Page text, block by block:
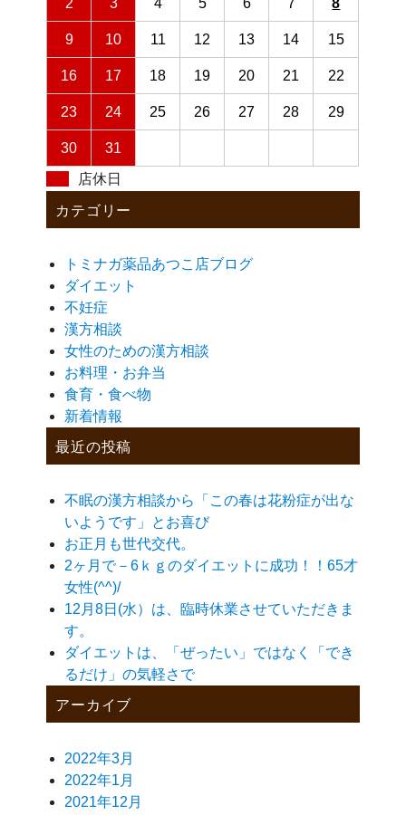
2 3 4 5 6 7 8
9 10 11 12 13 14 15
16 17 18 19 20 21 22
23 24 25 26 27 28 29
30
31
店休日
カテゴリー
トミナガ薬品あつこ店ブログ
ダイエット
不妊症
漢方相談
女性のための漢方相談
お料理・お弁当
食育・食べ物
新着情報
最近の投稿
不眠の漢方相談から「この春は花粉症が出な
いようです」とお喜び
お正月も世代交代。
2ヶ月で－6ｋｇのダイエットに成功！！65才
女性(^^)/
12月8日(水）は、臨時休業させていただきま
す。
ダイエットは、「ぜったい」ではなく「でき
るだけ」の気軽さで
アーカイブ
2022年3月
2022年1月
2021年12月